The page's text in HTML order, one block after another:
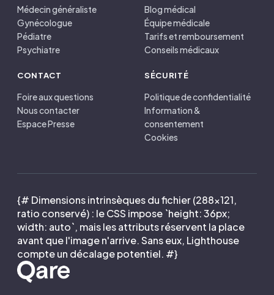
Médecin généraliste
Gynécologue
Pédiatre
Psychiatre
Blog médical
Équipe médicale
Tarifs et remboursement
Conseils médicaux
CONTACT
Foire aux questions
Nous contacter
Espace Presse
SÉCURITÉ
Politique de confidentialité
Information &
consentement
Cookies
{# Dimensions intrinsèques du fichier (288×121,
ratio conservé) : le CSS impose `height: 36px;
width: auto`, mais les attributs réservent la place
avant que l'image n'arrive. Sans eux, Lighthouse
compte un décalage potentiel. #}